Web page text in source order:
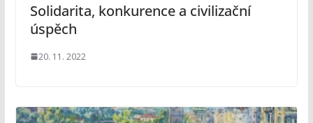
Solidarita, konkurence a civilizační
úspěch
20. 11. 2022